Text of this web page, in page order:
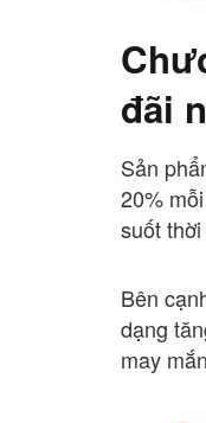
đãi
Sản
20%
suốt
Bên
dạng
may